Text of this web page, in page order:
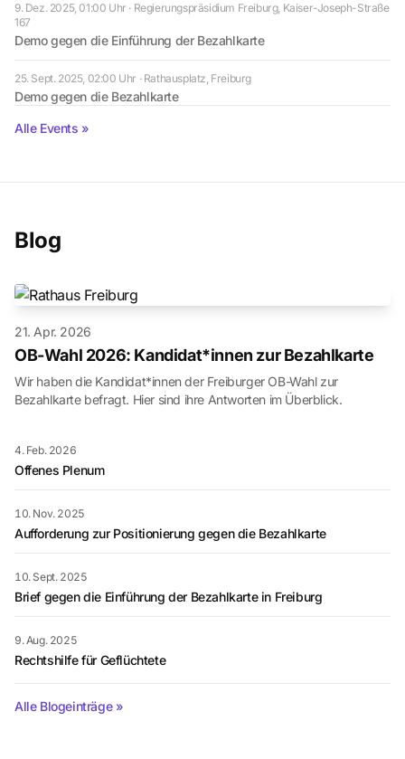
9. Dez. 2025, 01:00 Uhr · Regierungspräsidium Freiburg, Kaiser-Joseph-Straße
167
Demo gegen die Einführung der Bezahlkarte
25. Sept. 2025, 02:00 Uhr · Rathausplatz, Freiburg
Demo gegen die Bezahlkarte
Alle Events »
Blog
4. Feb. 2026
Offenes Plenum
10. Nov. 2025
Aufforderung zur Positionierung gegen die Bezahlkarte
10. Sept. 2025
Brief gegen die Einführung der Bezahlkarte in Freiburg
9. Aug. 2025
Rechtshilfe für Geflüchtete
Alle Blogeinträge »
21. Apr. 2026
OB-Wahl 2026: Kandidat*innen zur Bezahlkarte
Wir haben die Kandidat*innen der Freiburger OB-Wahl zur
Bezahlkarte befragt. Hier sind ihre Antworten im Überblick.